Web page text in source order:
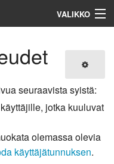
VALIKKO
seuraavista syistä:
jotka kuuluvat
olemassa olevia
käyttäjätunnuksen.